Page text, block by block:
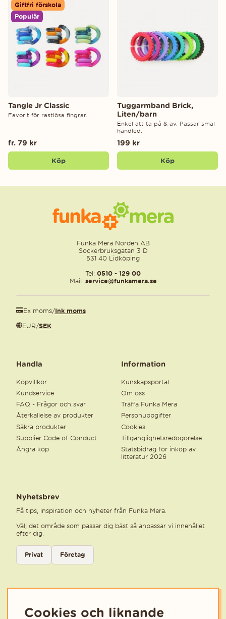
Giftfri förskola
Populär
Tangle Jr Classic
Favorit för rastlösa fingrar.
fr. 79 kr
Köp
Tuggarmband Brick,
Liten/barn
Enkel att ta på & av. Passar smal
handled.
199 kr
Köp
Funka Mera Norden AB
Sockerbruksgatan 3 D
531 40 Lidköping
Tel: 0510 - 129 00
Mail: service@funkamera.se
Ex moms/Ink moms
EUR/SEK
Handla
Köpvillkor
Kundservice
FAQ - Frågor och svar
Återkallelse av produkter
Säkra produkter
Supplier Code of Conduct
Ångra köp
Information
Kunskapsportal
Om oss
Träffa Funka Mera
Personuppgifter
Cookies
Tillgänglighetsredogörelse
Statsbidrag för inköp av
litteratur 2026
Nyhetsbrev
Få tips, inspiration och nyheter från Funka Mera.
Välj det område som passar dig bäst så anpassar vi innehållet
efter dig.
Välj kategori för nyhetsbrev
Privat
Företag
Cookies och liknande